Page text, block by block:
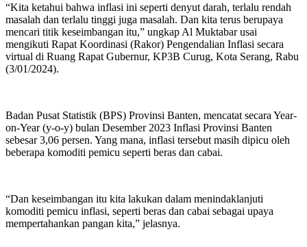
“Kita ketahui bahwa inflasi ini seperti denyut darah, terlalu rendah
masalah dan terlalu tinggi juga masalah. Dan kita terus berupaya
mencari titik keseimbangan itu,” ungkap Al Muktabar usai
mengikuti Rapat Koordinasi (Rakor) Pengendalian Inflasi secara
virtual di Ruang Rapat Gubernur, KP3B Curug, Kota Serang, Rabu
(3/01/2024).
Badan Pusat Statistik (BPS) Provinsi Banten, mencatat secara Year-
on-Year (y-o-y) bulan Desember 2023 Inflasi Provinsi Banten
sebesar 3,06 persen. Yang mana, inflasi tersebut masih dipicu oleh
beberapa komoditi pemicu seperti beras dan cabai.
“Dan keseimbangan itu kita lakukan dalam menindaklanjuti
komoditi pemicu inflasi, seperti beras dan cabai sebagai upaya
mempertahankan pangan kita,” jelasnya.